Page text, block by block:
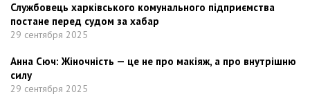
Службовець харківського комунального підприємства
постане перед судом за хабар
29 сентября 2025
Анна Сюч: Жіночність — це не про макіяж, а про внутрішню
силу
29 сентября 2025